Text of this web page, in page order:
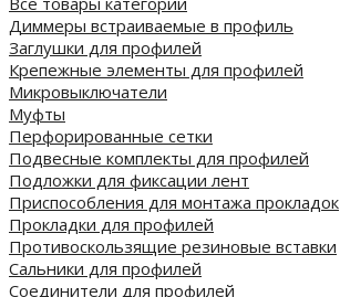
Диммеры встраиваемые в профиль
Заглушки для профилей
Крепежные элементы для профилей
Микровыключатели
Муфты
Перфорированные сетки
Подвесные комплекты для профилей
Подложки для фиксации лент
Приспособления для монтажа прокладок
Прокладки для профилей
Противоскользящие резиновые вставки
Сальники для профилей
Соединители для профилей